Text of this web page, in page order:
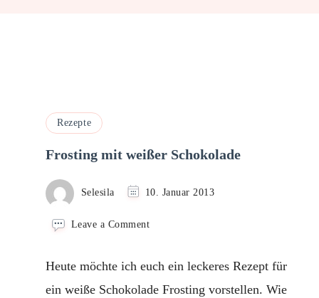
Rezepte
Frosting mit weißer Schokolade
Selesila 10. Januar 2013
Leave a Commenton
weißer
Schokolade
Heute möchte ich euch ein leckeres Rezept für
ein weiße Schokolade Frosting vorstellen. Wie